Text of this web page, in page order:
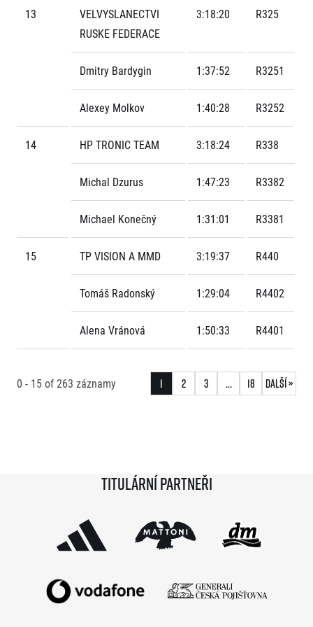
13
VELVYSLANECTVI
RUSKE FEDERACE
3:18:20 R325
Dmitry Bardygin 1:37:52 R3251
Alexey Molkov 1:40:28 R3252
14 HP TRONIC TEAM 3:18:24 R338
Michal Dzurus 1:47:23 R3382
Michael Konečný 1:31:01 R3381
15 TP VISION A MMD 3:19:37 R440
Tomáš Radonský 1:29:04 R4402
Alena Vránová 1:50:33 R4401
0 - 15of 263 záznamy 1 2 3 … 18 Další »
Titulární partneři